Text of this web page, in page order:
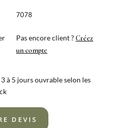
7078
Pas encore client ?Créez
un compte
à 5 jours ouvrable selon les
DEVIS